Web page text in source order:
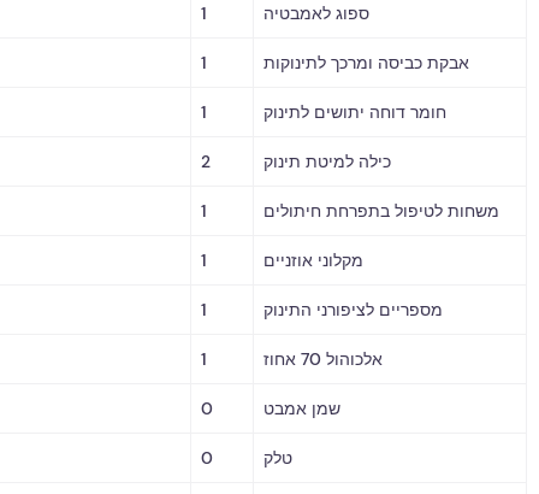
ספוג לאמבטיה 1
כביסה ומרכך לתינוקות 1
חומר דוחה יתושים לתינוק 1
כילה למיטת תינוק 2
בתפרחת חיתולים 1
מקלוני אוזניים 1
מספריים לציפורני התינוק 1
1
0